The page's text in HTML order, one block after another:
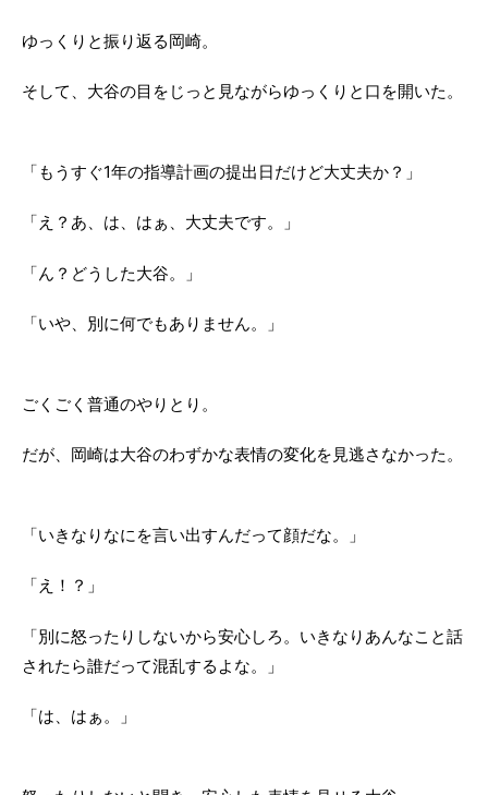
ゆっくりと振り返る岡崎。
そして、大谷の目をじっと見ながらゆっくりと口を開いた。
「もうすぐ1年の指導計画の提出日だけど大丈夫か？」
「え？あ、は、はぁ、大丈夫です。」
「ん？どうした大谷。」
「いや、別に何でもありません。」
ごくごく普通のやりとり。
だが、岡崎は大谷のわずかな表情の変化を見逃さなかった。
「いきなりなにを言い出すんだって顔だな。」
「え！？」
「別に怒ったりしないから安心しろ。いきなりあんなこと話
されたら誰だって混乱するよな。」
「は、はぁ。」